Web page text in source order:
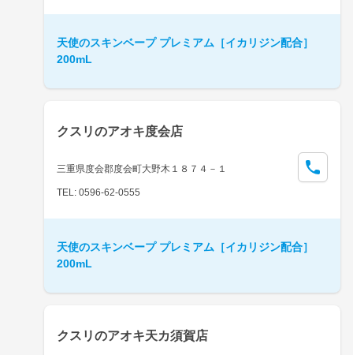
天使のスキンベープ プレミアム［イカリジン配合］
200mL
クスリのアオキ度会店
三重県度会郡度会町大野木１８７４－１
TEL: 0596-62-0555
天使のスキンベープ プレミアム［イカリジン配合］
200mL
クスリのアオキ天カ須賀店